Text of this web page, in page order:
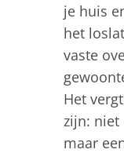
je huis
het
vaste
Het
zijn:
maar